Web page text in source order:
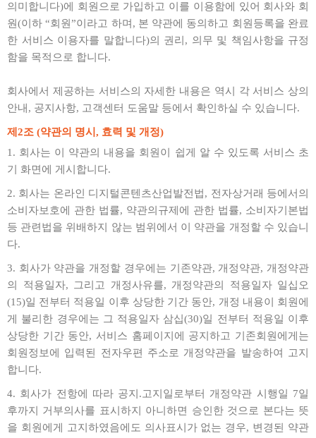
의미합니다)에 회원으로 가입하고 이를 이용함에 있어 회사와 회
원(이하 “회원”이라고 하며, 본 약관에 동의하고 회원등록을 완료
한 서비스 이용자를 말합니다)의 권리, 의무 및 책임사항을 규정
함을 목적으로 합니다.
회사에서 제공하는 서비스의 자세한 내용은 역시 각 서비스 상의
안내, 공지사항, 고객센터 도움말 등에서 확인하실 수 있습니다.
제2조 (약관의 명시, 효력 및 개정)
1. 회사는 이 약관의 내용을 회원이 쉽게 알 수 있도록 서비스 초
기 화면에 게시합니다.
2. 회사는 온라인 디지털콘텐츠산업발전법, 전자상거래 등에서의
소비자보호에 관한 법률, 약관의규제에 관한 법률, 소비자기본법
등 관련법을 위배하지 않는 범위에서 이 약관을 개정할 수 있습니
다.
3. 회사가 약관을 개정할 경우에는 기존약관, 개정약관, 개정약관
의 적용일자, 그리고 개정사유를, 개정약관의 적용일자 일십오
(15)일 전부터 적용일 이후 상당한 기간 동안, 개정 내용이 회원에
게 불리한 경우에는 그 적용일자 삼십(30)일 전부터 적용일 이후
상당한 기간 동안, 서비스 홈페이지에 공지하고 기존회원에게는
회원정보에 입력된 전자우편 주소로 개정약관을 발송하여 고지
합니다.
4. 회사가 전항에 따라 공지.고지일로부터 개정약관 시행일 7일
후까지 거부의사를 표시하지 아니하면 승인한 것으로 본다는 뜻
을 회원에게 고지하였음에도 의사표시가 없는 경우, 변경된 약관